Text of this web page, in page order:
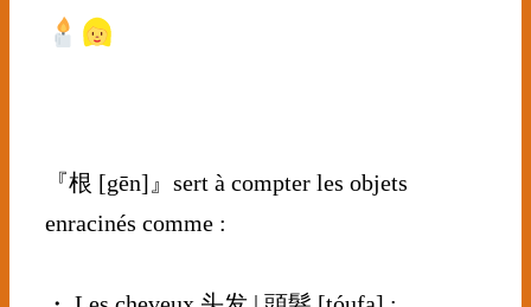
『根 [gēn]』sert à compter les objets
enracinés comme :